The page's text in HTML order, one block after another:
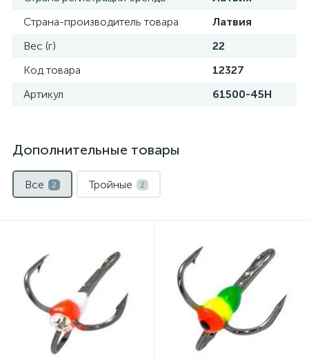
Страна-производитель товара
Латвия
Вес (г)
22
Код товара
12327
Артикул
61500-45H
Дополнительные товары
Все 2 Тройные 2